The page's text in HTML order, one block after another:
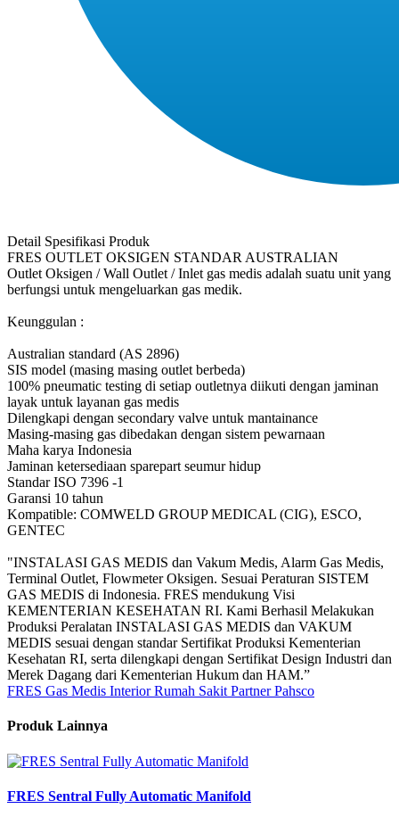
Detail Spesifikasi Produk
FRES OUTLET OKSIGEN STANDAR AUSTRALIAN
Outlet Oksigen / Wall Outlet / Inlet gas medis adalah suatu unit yang
berfungsi untuk mengeluarkan gas medik.
Keunggulan :
Australian standard (AS 2896)
SIS model (masing masing outlet berbeda)
100% pneumatic testing di setiap outletnya diikuti dengan jaminan
layak untuk layanan gas medis
Dilengkapi dengan secondary valve untuk mantainance
Masing-masing gas dibedakan dengan sistem pewarnaan
Maha karya Indonesia
Jaminan ketersediaan sparepart seumur hidup
Standar ISO 7396 -1
Garansi 10 tahun
Kompatible: COMWELD GROUP MEDICAL (CIG), ESCO,
GENTEC
"INSTALASI GAS MEDIS dan Vakum Medis, Alarm Gas Medis,
Terminal Outlet, Flowmeter Oksigen. Sesuai Peraturan SISTEM
GAS MEDIS di Indonesia. FRES mendukung Visi
KEMENTERIAN KESEHATAN RI. Kami Berhasil Melakukan
Produksi Peralatan INSTALASI GAS MEDIS dan VAKUM
MEDIS sesuai dengan standar Sertifikat Produksi Kementerian
Kesehatan RI, serta dilengkapi dengan Sertifikat Design Industri dan
Merek Dagang dari Kementerian Hukum dan HAM.”
FRES Gas Medis Interior Rumah Sakit Partner Pahsco
Produk Lainnya
FRES Sentral Fully Automatic Manifold